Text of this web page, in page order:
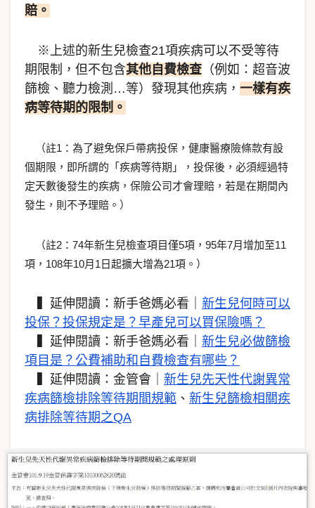
賠。
※上述的新生兒檢查21項疾病可以不受等待
期限制，但不包含其他自費檢查 （例如：超音波
篩檢、聽力檢測…等）發現其他疾病， 一樣有疾
病等待期的限制。
（註1：為了避免保戶帶病投保，健康醫療險條款有設
個期限，即所謂的「疾病等待期」，投保後，必須經過特
定天數後發生的疾病，保險公司才會理賠，若是在期間內
發生，則不予理賠。）
（註2：74年新生兒檢查項目僅5項，95年7月增加至11
項，108年10月1日起擴大增為21項。）
▍延伸閱讀：新手爸媽必看｜ 新生兒何時可以
投保？投保規定是？早產兒可以買保險嗎？
▍延伸閱讀：新手爸媽必看｜ 新生兒必做篩檢
項目是？公費補助和自費檢查有哪些？
▍延伸閱讀：金管會｜ 新生兒先天性代謝異常
疾病篩檢排除等待期間規範 、 新生兒篩檢相關疾
病排除等待期之QA